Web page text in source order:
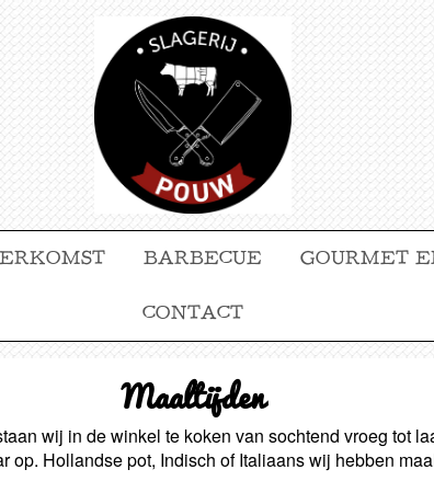
BARBECUE GOURMET
CONTACT
Maaltijden
wij in de winkel te koken van sochtend vroeg tot
op. Hollandse pot, Indisch of Italiaans wij hebben